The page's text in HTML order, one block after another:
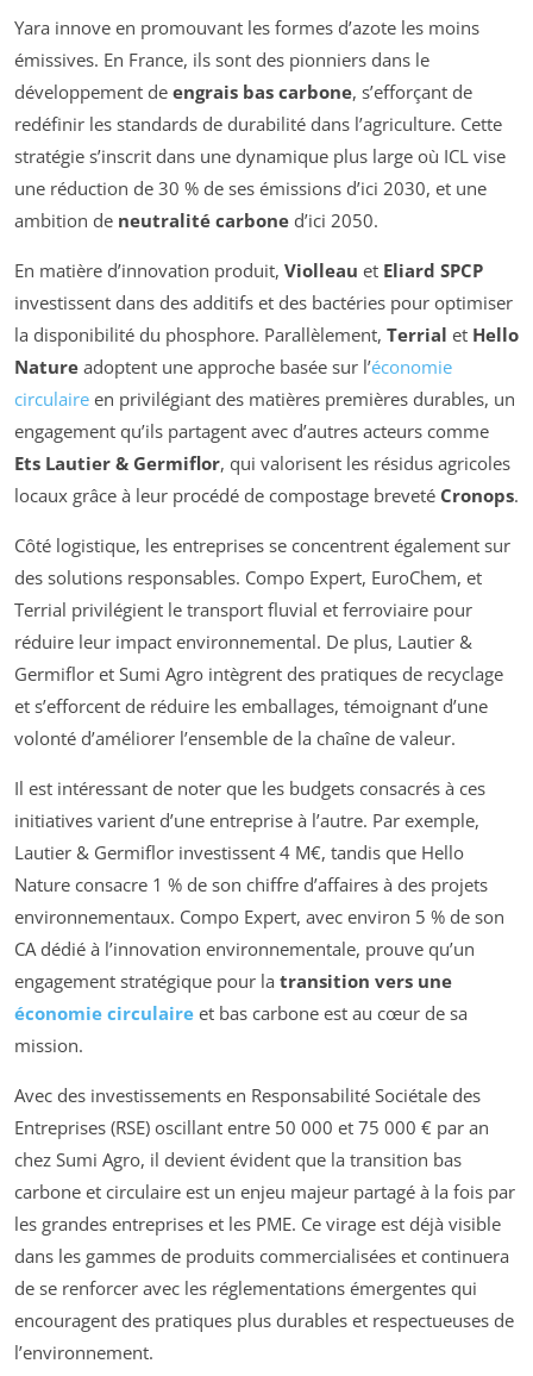
Yara innove en promouvant les formes d’azote les moins
émissives. En France, ils sont des pionniers dans le
développement de engrais bas carbone, s’efforçant de
redéfinir les standards de durabilité dans l’agriculture. Cette
stratégie s’inscrit dans une dynamique plus large où ICL vise
une réduction de 30 % de ses émissions d’ici 2030, et une
ambition de neutralité carbone d’ici 2050.
En matière d’innovation produit, Violleau et Eliard SPCP
investissent dans des additifs et des bactéries pour optimiser
la disponibilité du phosphore. Parallèlement, Terrial et Hello
Nature adoptent une approche basée sur l’économie
circulaire en privilégiant des matières premières durables, un
engagement qu’ils partagent avec d’autres acteurs comme
Ets Lautier & Germiflor, qui valorisent les résidus agricoles
locaux grâce à leur procédé de compostage breveté Cronops.
Côté logistique, les entreprises se concentrent également sur
des solutions responsables. Compo Expert, EuroChem, et
Terrial privilégient le transport fluvial et ferroviaire pour
réduire leur impact environnemental. De plus, Lautier &
Germiflor et Sumi Agro intègrent des pratiques de recyclage
et s’efforcent de réduire les emballages, témoignant d’une
volonté d’améliorer l’ensemble de la chaîne de valeur.
Il est intéressant de noter que les budgets consacrés à ces
initiatives varient d’une entreprise à l’autre. Par exemple,
Lautier & Germiflor investissent 4 M€, tandis que Hello
Nature consacre 1 % de son chiffre d’affaires à des projets
environnementaux. Compo Expert, avec environ 5 % de son
CA dédié à l’innovation environnementale, prouve qu’un
engagement stratégique pour la transition vers une
économie circulaire et bas carbone est au cœur de sa
mission.
Avec des investissements en Responsabilité Sociétale des
Entreprises (RSE) oscillant entre 50 000 et 75 000 € par an
chez Sumi Agro, il devient évident que la transition bas
carbone et circulaire est un enjeu majeur partagé à la fois par
les grandes entreprises et les PME. Ce virage est déjà visible
dans les gammes de produits commercialisées et continuera
de se renforcer avec les réglementations émergentes qui
encouragent des pratiques plus durables et respectueuses de
l’environnement.